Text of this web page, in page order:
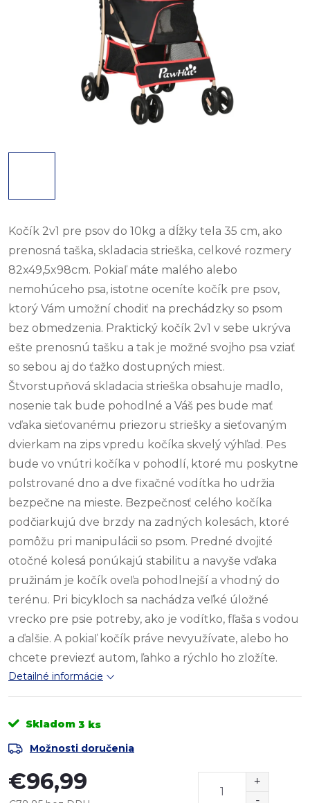
Kočík 2v1 pre psov do 10kg a dĺžky tela 35 cm, ako
prenosná taška, skladacia strieška, celkové rozmery
82x49,5x98cm. Pokiaľ máte malého alebo
nemohúceho psa, istotne oceníte kočík pre psov,
ktorý Vám umožní chodiť na prechádzky so psom
bez obmedzenia. Praktický kočík 2v1 v sebe ukrýva
ešte prenosnú tašku a tak je možné svojho psa vziať
so sebou aj do ťažko dostupných miest.
Štvorstupňová skladacia strieška obsahuje madlo,
nosenie tak bude pohodlné a Váš pes bude mať
vďaka sieťovanému priezoru striešky a sieťovaným
dvierkam na zips vpredu kočíka skvelý výhľad. Pes
bude vo vnútri kočíka v pohodlí, ktoré mu poskytne
polstrované dno a dve fixačné vodítka ho udržia
bezpečne na mieste. Bezpečnosť celého kočíka
podčiarkujú dve brzdy na zadných kolesách, ktoré
pomôžu pri manipulácii so psom. Predné dvojité
otočné kolesá ponúkajú stabilitu a navyše vďaka
pružinám je kočík oveľa pohodlnejší a vhodný do
terénu. Pri bicykloch sa nachádza veľké úložné
vrecko pre psie potreby, ako je vodítko, fľaša s vodou
a ďalšie. A pokiaľ kočík práve nevyužívate, alebo ho
chcete previezť autom, ľahko a rýchlo ho zložíte.
Detailné informácie
Skladom 3 ks
Možnosti doručenia
€96,99